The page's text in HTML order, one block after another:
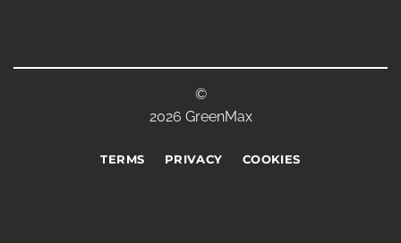
©
2026 GreenMax
TERMS PRIVACY COOKIES